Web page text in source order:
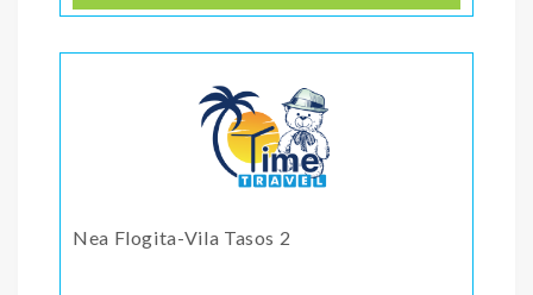
Nea Flogita-Vila Tasos 2